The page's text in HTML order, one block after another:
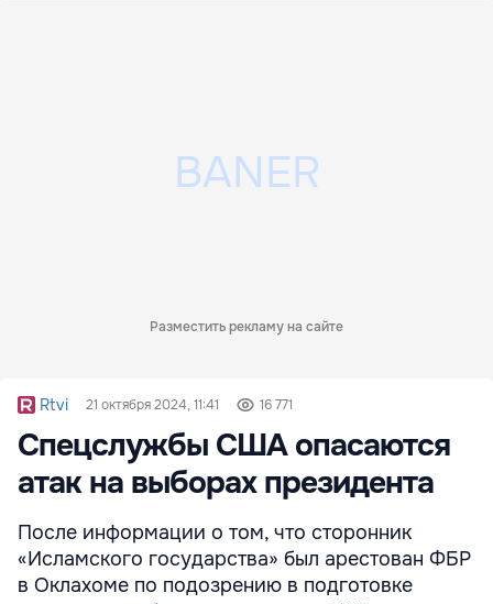
Разместить рекламу на сайте
Rtvi 21 октября 2024, 11:41 16 771
Спецслужбы США опасаются
атак на выборах президента
После информации о том, что сторонник
«Исламского государства» был арестован ФБР
в Оклахоме по подозрению в подготовке